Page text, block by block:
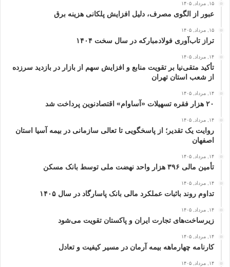
۱۵, مرداد, ۱۴۰۵
عبور از الگوی مصرف، دلیل افزایش پلکانی هزینه برق
۱۵, مرداد, ۱۴۰۵
تراز تاب‌آوری فولادمبارکه در سال سخت ۱۴۰۴
۱۴, مرداد, ۱۴۰۵
تأکید متقی‌نیا بر تقویت منابع و افزایش سهم از بازار در بازدید سرزده
از شعب استان تهران
۱۴, مرداد, ۱۴۰۵
۲۰ هزار فقره تسهیلات «آساوام» اقتصادنوین پرداخت شد
۱۴, مرداد, ۱۴۰۵
روایت یک تقدیر؛ از پاسخگویی تا تعالی سازمانی در بیمه آسیا استان
اصفهان
۱۴, مرداد, ۱۴۰۵
تأمین مالی ۳۹۶ هزار واحد نهضت ملی توسط بانک مسکن
۱۴, مرداد, ۱۴۰۵
تداوم روند باثبات عملکرد مالی بانک پاسارگاد در سال ۱۴۰۵
۱۴, مرداد, ۱۴۰۵
زیرساخت‌های تجارت ایران و پاکستان تقویت می‌شود
۱۴, مرداد, ۱۴۰۵
کارنامه چهارماهه بیمه آرمان در مسیر کیفیت و تعادل
۱۴, مرداد, ۱۴۰۵